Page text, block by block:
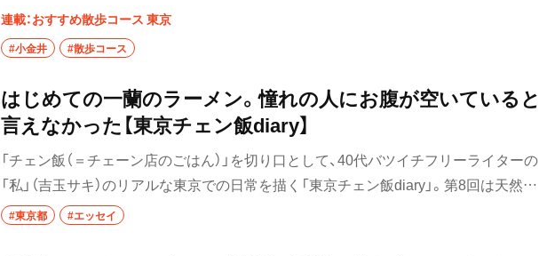
崖線から湧き出た水は小さな清流をつくり、野川となって多摩川に流れ出る。一方北部
には多摩川の水を江戸まで運んだ玉川上水が東西に流れている。小金井市の主な見ど
ころは、野川と玉川上水沿いにある。野川沿いには武蔵野公園や『はけの森美術館』、小
金井神社があり、玉川上水沿いには小金井公園や『江戸東京たてもの園』などがある。こ
れらの見どころを結ぶ道にも緑が多く、どこを訪ねても武蔵野の自然と一体となった美
しい景観を見せてくれる。
連載：おすすめ散歩コース 東京
#小金井 #散歩コース
はじめての一蘭のラーメン。憧れの人にお腹が空いていると
言えなかった【東京チェン飯diary】
「チェン飯（＝チェーン店のごはん）」を切り口として、40代バツイチフリーライターの
「私」（吉玉サキ）のリアルな東京での日常を描く「東京チェン飯diary」。第8回は天然と
んこつラーメン専門店「一蘭」です。
#東京都 #エッセイ